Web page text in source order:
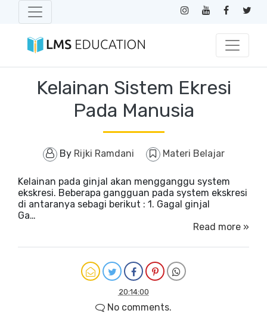
Kelainan Sistem Ekresi
Pada Manusia
By Rijki Ramdani Materi Belajar
Kelainan pada ginjal akan mengganggu system
ekskresi. Beberapa gangguan pada system ekskresi
di antaranya sebagi berikut : 1. Gagal ginjal
Ga…
Read more »
20:14:00
No comments.